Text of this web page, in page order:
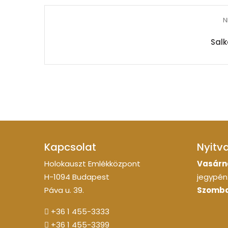
Kapcsolat
Holokauszt Emlékközpont
H-1094 Budapest
Páva u. 39.
+36 1 455-3333
+36 1 455-3399